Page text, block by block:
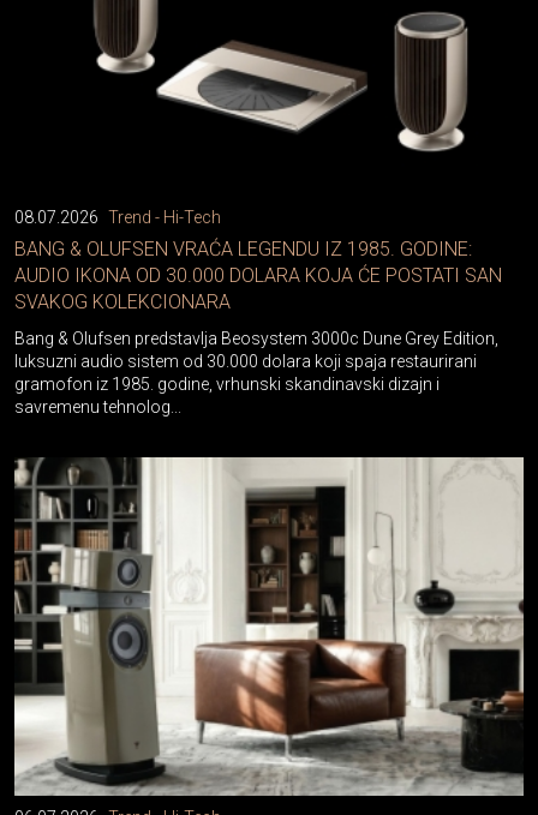
08.07.2026 Trend - Hi-Tech
BANG & OLUFSEN VRAĆA LEGENDU IZ 1985. GODINE:
AUDIO IKONA OD 30.000 DOLARA KOJA ĆE POSTATI SAN
SVAKOG KOLEKCIONARA
Bang & Olufsen predstavlja Beosystem 3000c Dune Grey Edition,
luksuzni audio sistem od 30.000 dolara koji spaja restaurirani
gramofon iz 1985. godine, vrhunski skandinavski dizajn i
savremenu tehnolog...